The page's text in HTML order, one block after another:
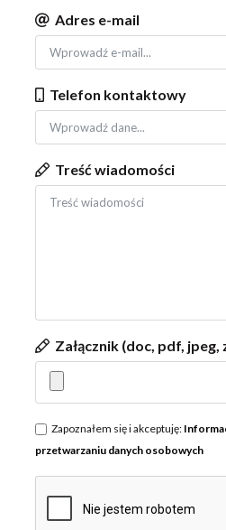
Adres e-mail
Telefon kontaktowy
Treść wiadomości
Załącznik (doc, pdf, jpeg,
Zapoznałem się i akceptuję:
przetwarzaniu danych osobowych